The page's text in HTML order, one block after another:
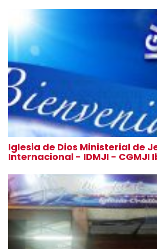
Iglesia de Dios Ministerial de
Internacional - IDMJI - CGMJI